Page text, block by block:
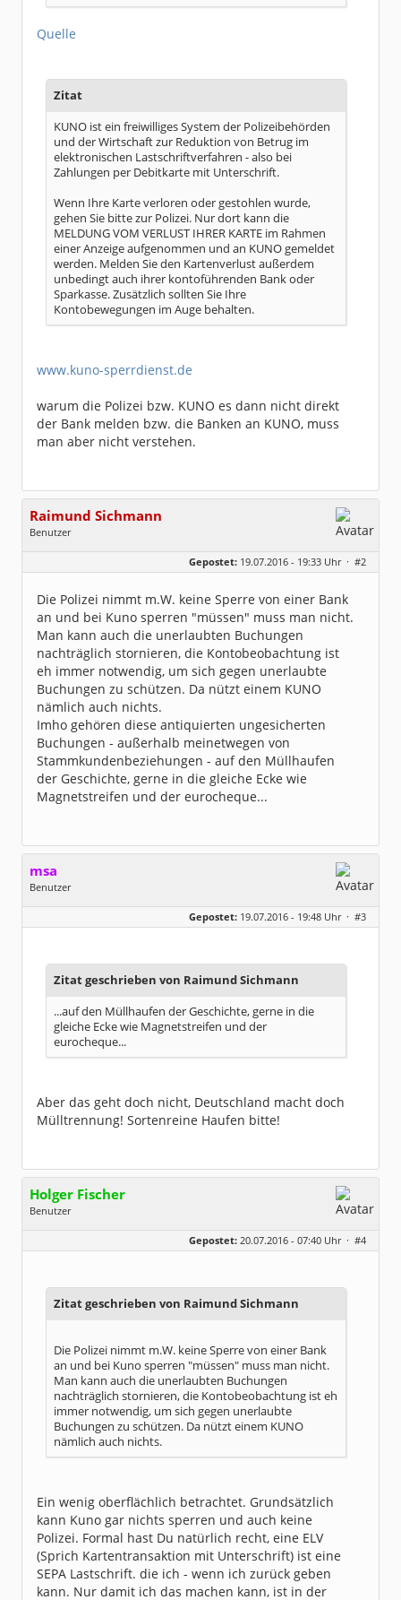
Quelle
Zitat
KUNO ist ein freiwilliges System der Polizeibehörden
und der Wirtschaft zur Reduktion von Betrug im
elektronischen Lastschriftverfahren - also bei
Zahlungen per Debitkarte mit Unterschrift.
Wenn Ihre Karte verloren oder gestohlen wurde,
gehen Sie bitte zur Polizei. Nur dort kann die
MELDUNG VOM VERLUST IHRER KARTE im Rahmen
einer Anzeige aufgenommen und an KUNO gemeldet
werden. Melden Sie den Kartenverlust außerdem
unbedingt auch ihrer kontoführenden Bank oder
Sparkasse. Zusätzlich sollten Sie Ihre
Kontobewegungen im Auge behalten.
www.kuno-sperrdienst.de
warum die Polizei bzw. KUNO es dann nicht direkt
der Bank melden bzw. die Banken an KUNO, muss
man aber nicht verstehen.
Raimund Sichmann
Benutzer
Dabei seit:
08 / 2002
Gepostet: 19.07.2016 - 19:33 Uhr · #2
Die Polizei nimmt m.W. keine Sperre von einer Bank
an und bei Kuno sperren "müssen" muss man nicht.
Man kann auch die unerlaubten Buchungen
nachträglich stornieren, die Kontobeobachtung ist
eh immer notwendig, um sich gegen unerlaubte
Buchungen zu schützen. Da nützt einem KUNO
nämlich auch nichts.
Imho gehören diese antiquierten ungesicherten
Buchungen - außerhalb meinetwegen von
Stammkundenbeziehungen - auf den Müllhaufen
der Geschichte, gerne in die gleiche Ecke wie
Magnetstreifen und der eurocheque...
msa
Benutzer
Geschlecht:
Alter:
63
Gepostet: 19.07.2016 - 19:48 Uhr · #3
Zitat geschrieben von Raimund Sichmann
...auf den Müllhaufen der Geschichte, gerne in die
gleiche Ecke wie Magnetstreifen und der
eurocheque...
Aber das geht doch nicht, Deutschland macht doch
Mülltrennung! Sortenreine Haufen bitte!
Holger Fischer
Benutzer
Alter:
54
Gepostet: 20.07.2016 - 07:40 Uhr · #4
Zitat geschrieben von Raimund Sichmann
Die Polizei nimmt m.W. keine Sperre von einer Bank
an und bei Kuno sperren "müssen" muss man nicht.
Man kann auch die unerlaubten Buchungen
nachträglich stornieren, die Kontobeobachtung ist eh
immer notwendig, um sich gegen unerlaubte
Buchungen zu schützen. Da nützt einem KUNO
nämlich auch nichts.
Ein wenig oberflächlich betrachtet. Grundsätzlich
kann Kuno gar nichts sperren und auch keine
Polizei. Formal hast Du natürlich recht, eine ELV
(Sprich Kartentransaktion mit Unterschrift) ist eine
SEPA Lastschrift. die ich - wenn ich zurück geben
kann. Nur damit ich das machen kann, ist in der